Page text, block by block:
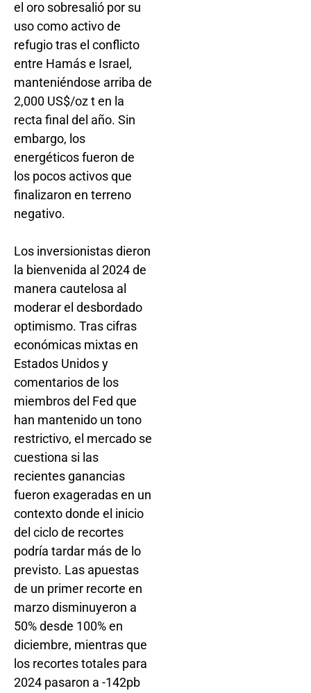
el oro sobresalió por su
uso como activo de
refugio tras el conflicto
entre Hamás e Israel,
manteniéndose arriba de
2,000 US$/oz t en la
recta final del año. Sin
embargo, los
energéticos fueron de
los pocos activos que
finalizaron en terreno
negativo.
Los inversionistas dieron
la bienvenida al 2024 de
manera cautelosa al
moderar el desbordado
optimismo. Tras cifras
económicas mixtas en
Estados Unidos y
comentarios de los
miembros del Fed que
han mantenido un tono
restrictivo, el mercado se
cuestiona si las
recientes ganancias
fueron exageradas en un
contexto donde el inicio
del ciclo de recortes
podría tardar más de lo
previsto. Las apuestas
de un primer recorte en
marzo disminuyeron a
50% desde 100% en
diciembre, mientras que
los recortes totales para
2024 pasaron a -142pb